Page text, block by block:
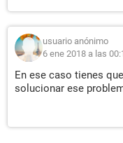
usuario anónimo
6 ene 2018 a las
En ese caso tienes
solucionar ese